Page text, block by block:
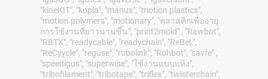
"kineKIT", "kopla", "manus", "motion plastics",
"motion polymers", "motionary", "พลาสติกเพื่ออายุ
การใช้งานที่ยาวนานขึ้น", "print2mold" , "Rawbot",
"RBTX", "readycable", "readychain", "ReBeL",
"ReCyycle", "reguse", "robolink", "Rohbot", "savfe" ,
"speedigus", "superwise", "ใช้งานแบบแห้ง",
"tribofilament", "tribotape", "triflex", "twisterchain",